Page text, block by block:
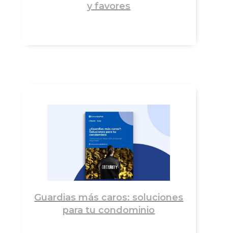
y favores
Guardias más caros: soluciones
para tu condominio